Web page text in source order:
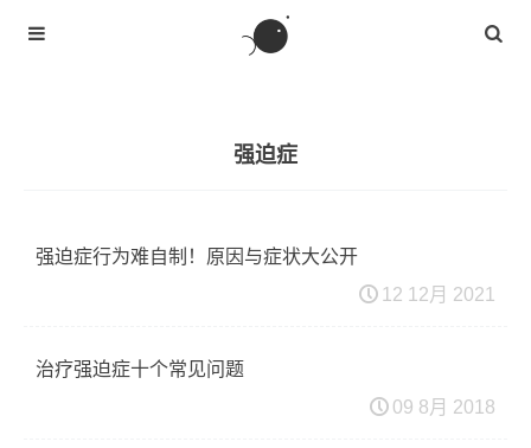
强迫症
强迫症行为难自制！原因与症状大公开
12 12月 2021
治疗强迫症十个常见问题
09 8月 2018